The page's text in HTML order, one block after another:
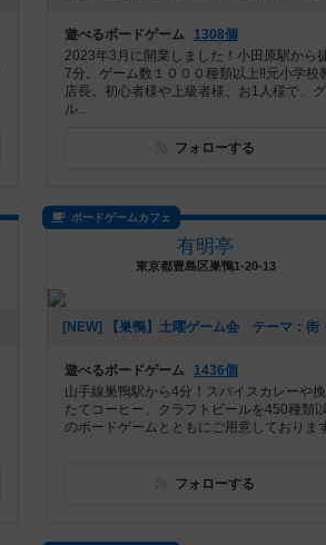
遊べるボードゲーム
1308個
2023年3月に開業しました！小田原駅から
7分。ゲーム数１０００種類以上‼️元小学校
店長。初心者様や上級者様、お1人様で、グ
ル...
フォローする
ボードゲームカフェ
有明亭
東京都豊島区巣鴨1-20-13
遊べるボードゲーム
1436個
山手線巣鴨駅から4分！スパイスカレーや挽
たてコーヒー、クラフトビールを450種類
のボードゲームとともにご用意しておりま
フォローする